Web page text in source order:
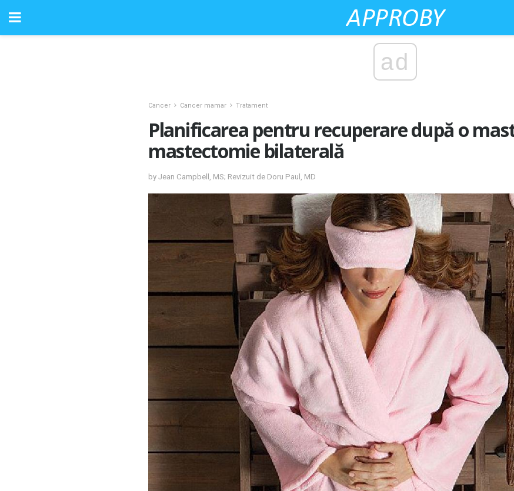
ad
Cancer Cancer mamar Tratament
Planificarea pentru recuperare după o
mastectomie bilaterală
by Jean Campbell, MS; Revizuit de Doru Paul, MD